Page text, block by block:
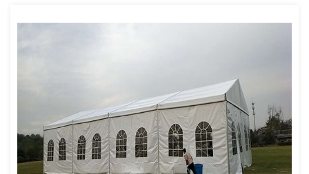
tamaños de 6, 8, 9, 10 y 12 metros, con una